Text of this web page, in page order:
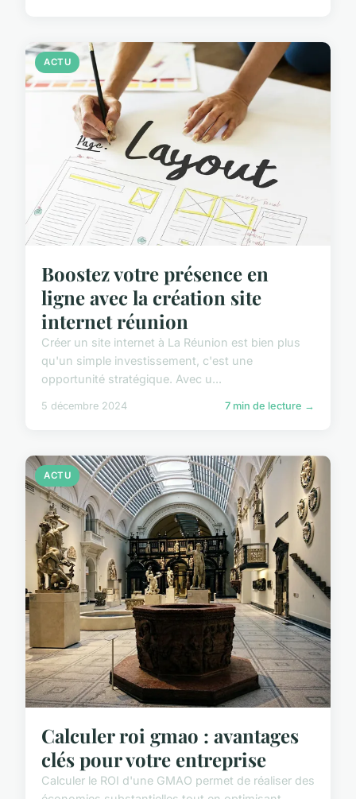
ACTU
Boostez votre présence en
ligne avec la création site
internet réunion
Créer un site internet à La Réunion est bien plus
qu'un simple investissement, c'est une
opportunité stratégique. Avec u...
5 décembre 2024 7 min de lecture →
ACTU
Calculer roi gmao : avantages
clés pour votre entreprise
Calculer le ROI d'une GMAO permet de réaliser des